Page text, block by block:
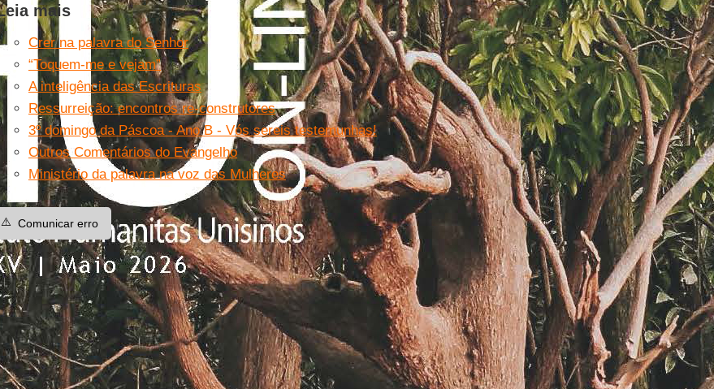
mais
Crer na palavra do Senhor
“Toquem-me e vejam”
A inteligência das Escrituras
Ressurreição: encontros re-construtores
3º domingo da Páscoa - Ano B - Vós sereis testemunhas!
Outros Comentários do Evangelho
Ministério da palavra na voz das Mulheres
⚠️ Comunicar erro